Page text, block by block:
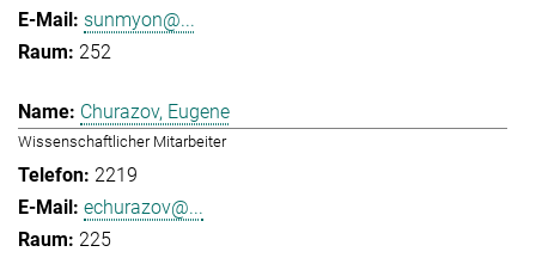
sunmyon@...
252
Churazov, Eugene
Wissenschaftlicher Mitarbeiter
2219
echurazov@...
225